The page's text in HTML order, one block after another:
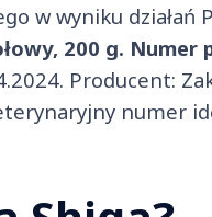
w wyniku działań
200 g. Numer
Producent:
numer